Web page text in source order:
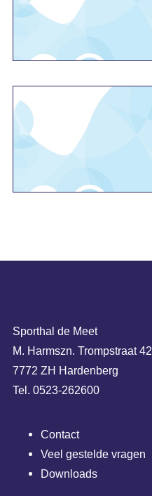
Sporthal de Meet
M. Harmszn. Trompstraat 42
7772 ZH Hardenberg
Tel. 0523-262600
Contact
Veel gestelde vragen
Downloads